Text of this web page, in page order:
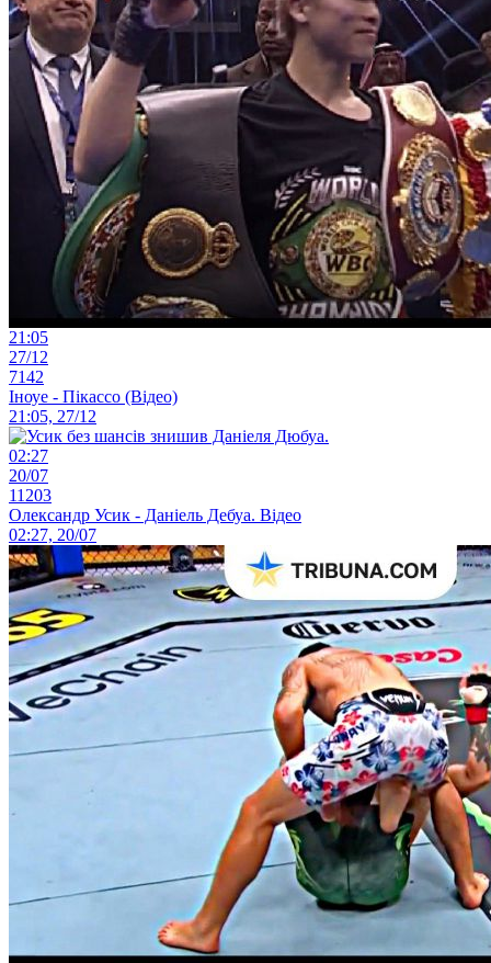
21:05
27/12
7142
Іноуе - Пікассо (Відео)
21:05, 27/12
02:27
20/07
11203
Олександр Усик - Даніель Дебуа. Відео
02:27, 20/07